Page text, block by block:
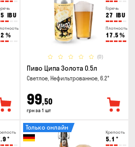
IBU
%
Горечь
27 IBU
Плотность
17.5 %
(0)
Пиво Ципа Золота 0.5л
Светлое, Нефильтрованное, 6.2°
99,50
грн за 1 шт
°
Крепость
5.1 °
Только онлайн